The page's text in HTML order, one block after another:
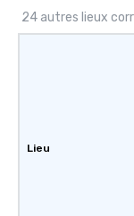
24 autres lieux
Lieu